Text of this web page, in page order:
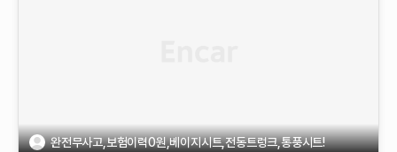
완전무사고,보험이력0원,베이지시트,전동트렁크,통풍시트!